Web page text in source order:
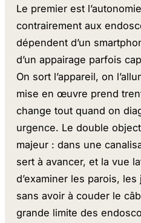
Le premier est
contrairement aux
dépendent d’un
d’un appairage parfois
On sort l’appareil, on
mise en œuvre prend
change tout quand on
urgence. Le double
majeur : dans une
sert à avancer, et la vue
d’examiner les parois,
sans avoir à couder le
grande limite des